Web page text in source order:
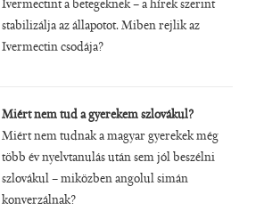
Ivermectint a betegeknek – a hírek szerint
stabilizálja az állapotot. Miben rejlik az
Ivermectin csodája?
Miért nem tud a gyerekem szlovákul?
Miért nem tudnak a magyar gyerekek még
több év nyelvtanulás után sem jól beszélni
szlovákul – miközben angolul simán
konverzálnak?